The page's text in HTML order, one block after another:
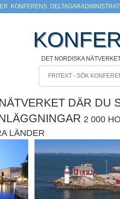
KONFERENS
DET NORDISKA
DÄR DU
2 000
LÄNDER